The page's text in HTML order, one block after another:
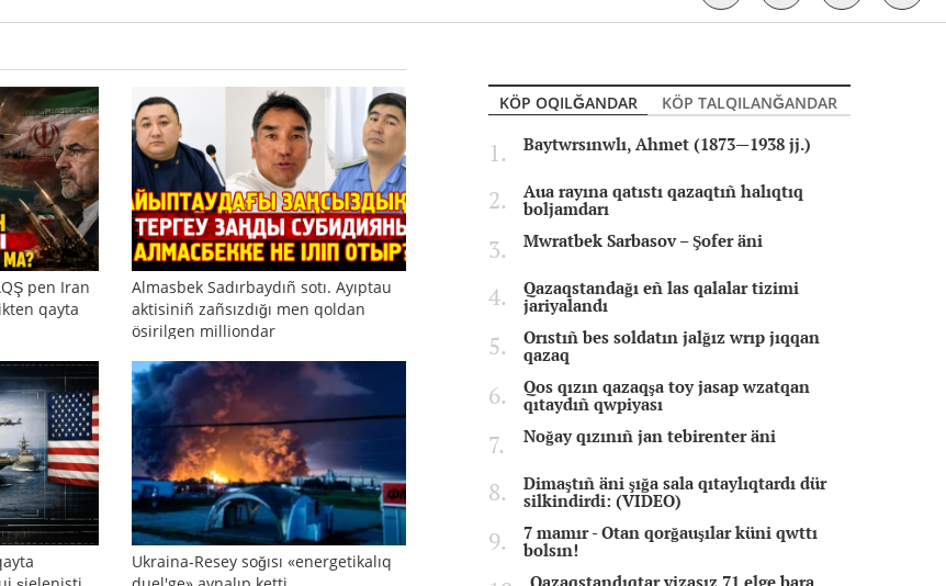
pen Iran
qayta
Almasbek Sadırbaydıñ sotı. Ayıptau
aktisiniñ zañsızdığı men qoldan
ösirilgen milliondar
Ukraina-Resey soğısı «energetikalıq
KÖP OQILĞANDAR
KÖP TALQILANĞANDAR
Baytwrsınwlı, Ahmet (1873—1938 jj.)
Aua rayına qatıstı qazaqtıñ halıqtıq
boljamdarı
Mwratbek Sarbasov – Şofer äni
Qazaqstandağı eñ las qalalar tizimi
jariyalandı
Orıstıñ bes soldatın jalğız wrıp jıqqan
qazaq
Qos qızın qazaqşa toy jasap wzatqan
qıtaydıñ qwpiyası
Noğay qızınıñ jan tebirenter äni
Dimaştıñ äni şığa sala qıtaylıqtardı dür
silkindirdi: (VIDEO)
7 mamır - Otan qorğauşılar küni qwttı
bolsın!